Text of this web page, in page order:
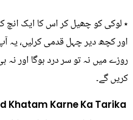
٭ لوکی کو چھیل کر اس کا ایک انچ
اور کچھ دیر چہل قدمی کرلیں، یہ
روزے میں نہ تو سر درد ہوگا اور
کریں گے۔
Khatam Karne Ka Tarika